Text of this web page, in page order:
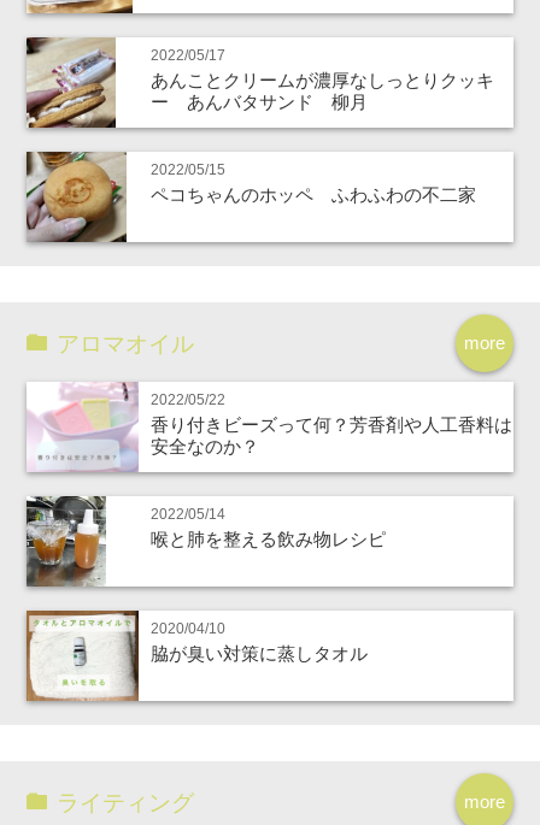
2022/05/17
あんことクリームが濃厚なしっとりクッキ
ー あんバタサンド 柳月
2022/05/15
ペコちゃんのホッペ ふわふわの不二家
more
アロマオイル
2022/05/22
香り付きビーズって何？芳香剤や人工香料は
安全なのか？
2022/05/14
喉と肺を整える飲み物レシピ
2020/04/10
脇が臭い対策に蒸しタオル
more
ライティング